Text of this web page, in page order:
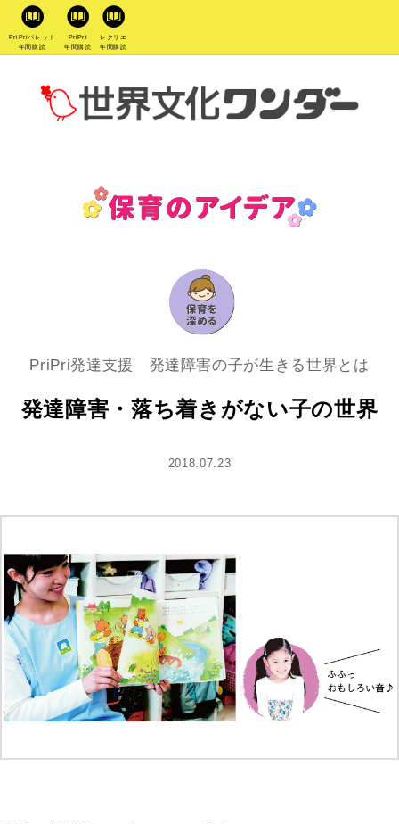
PriPriパレット
年間購読
PriPri
年間購読
レクリエ
年間購読
PriPri発達支援 発達障害の子が生きる世界とは
発達障害・落ち着きがない子の世界
2018.07.23